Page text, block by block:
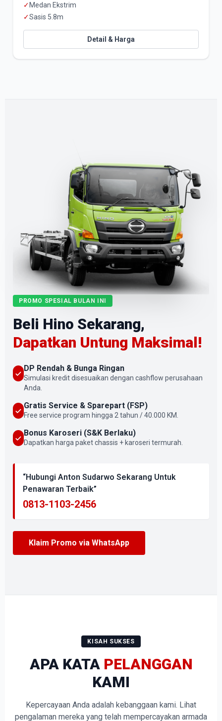
✓ Medan Ekstrim
✓Sasis 5.8m
Detail & Harga
PROMO SPESIAL BULAN INI
Beli Hino Sekarang,
Dapatkan Untung Maksimal!
DP Rendah & Bunga Ringan
Simulasi kredit disesuaikan dengan cashflow perusahaan
Anda.
Gratis Service & Sparepart (FSP)
Free service program hingga 2 tahun / 40.000 KM.
Bonus Karoseri (S&K Berlaku)
Dapatkan harga paket chassis + karoseri termurah.
“Hubungi Anton Sudarwo Sekarang Untuk
Penawaran Terbaik”
0813-1103-2456
Klaim Promo via WhatsApp
KISAH SUKSES
APA KATA PELANGGAN
KAMI
Kepercayaan Anda adalah kebanggaan kami. Lihat
pengalaman mereka yang telah mempercayakan armada